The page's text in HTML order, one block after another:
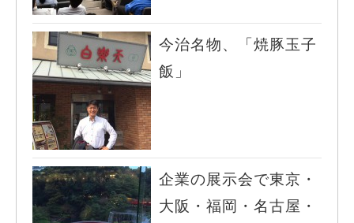
今治名物、「焼豚玉子
飯」
企業の展示会で東京・
大阪・福岡・名古屋・